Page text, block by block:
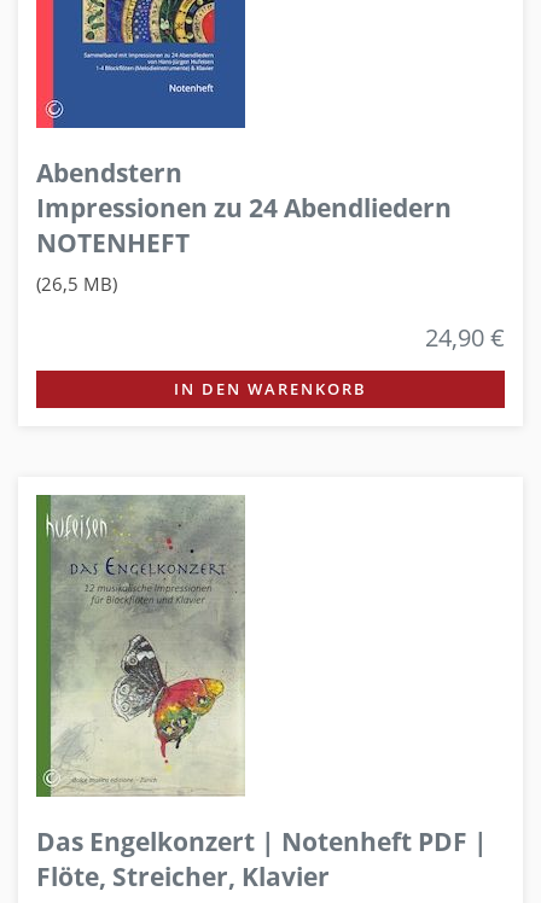
Abendstern
Impressionen zu 24 Abendliedern
NOTENHEFT
(26,5 MB)
24,90 €
IN DEN WARENKORB
Das Engelkonzert | Notenheft PDF |
Flöte, Streicher, Klavier